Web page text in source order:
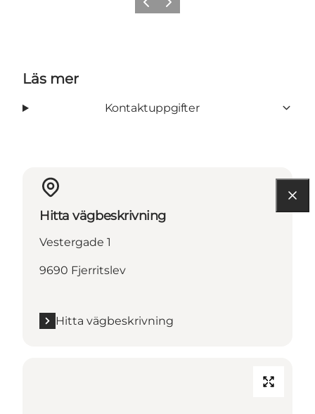
Föregående
Nästa
Läs mer
Kontaktuppgifter
Hitta vägbeskrivning
Vestergade 1
9690 Fjerritslev
Hitta vägbeskrivning